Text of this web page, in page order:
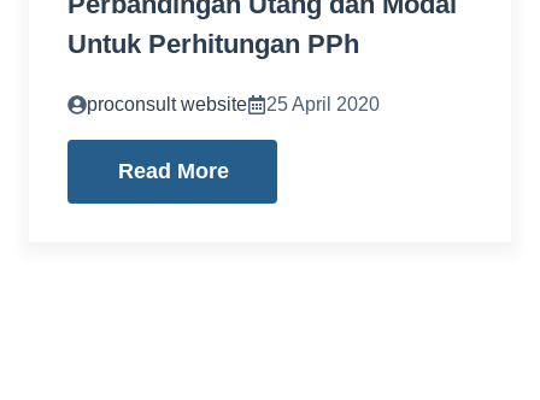
Untuk Perhitungan PPh
proconsult website 25 April 2020
Read More